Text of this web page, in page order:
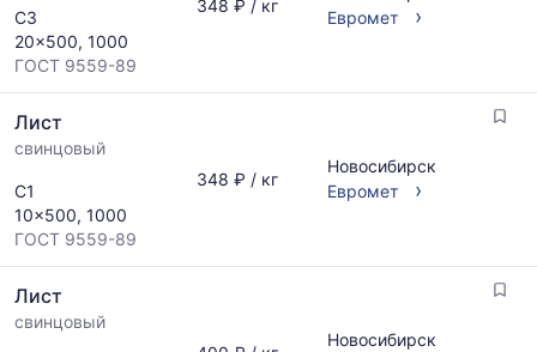
данным
прайс-
листов
последний
месяц.
рассчитывается
по
актуальным
предложениям
и
обновляется
указанием
ГОСТ,
размеров
поставщиков
запросу
С3
20x500, 1000
ГОСТ 9559-89
348 ₽ / кг
Евромет
›
Лист
свинцовый
С1
10x500, 1000
ГОСТ 9559-89
348 ₽ / кг
Новосибирск
Евромет
›
Лист
свинцовый
Новосибирск